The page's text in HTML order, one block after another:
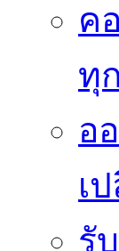
ค
ทุ
อ
เ
รั